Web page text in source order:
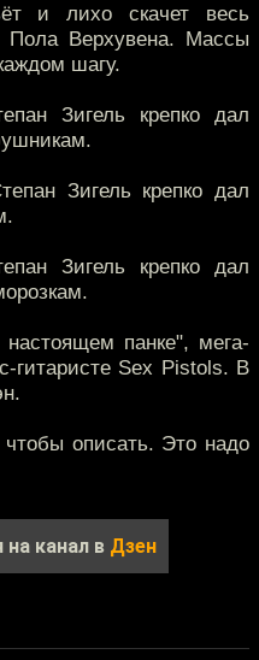
и лихо скачет весь
Пола Верхувена. Массы
шагу.
Зигель крепко дал
Зигель крепко дал
Зигель крепко дал
панке", мега-
Sex Pistols. В
описать. Это надо
канал в Дзен